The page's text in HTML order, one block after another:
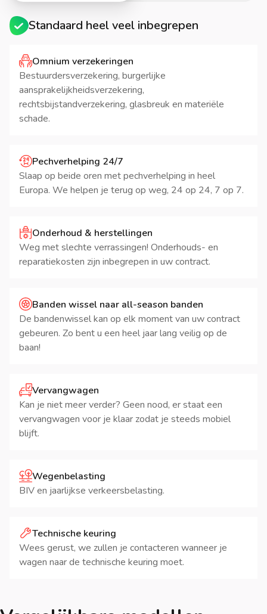
Standaard heel veel inbegrepen
Omnium verzekeringen
Bestuurdersverzekering, burgerlijke
aansprakelijkheidsverzekering,
rechtsbijstandverzekering, glasbreuk en materiële
schade.
Pechverhelping 24/7
Slaap op beide oren met pechverhelping in heel
Europa. We helpen je terug op weg, 24 op 24, 7 op 7.
Onderhoud & herstellingen
Weg met slechte verrassingen! Onderhouds- en
reparatiekosten zijn inbegrepen in uw contract.
Banden wissel naar all-season banden
De bandenwissel kan op elk moment van uw contract
gebeuren. Zo bent u een heel jaar lang veilig op de
baan!
Vervangwagen
Kan je niet meer verder? Geen nood, er staat een
vervangwagen voor je klaar zodat je steeds mobiel
blijft.
Wegenbelasting
BIV en jaarlijkse verkeersbelasting.
Technische keuring
Wees gerust, we zullen je contacteren wanneer je
wagen naar de technische keuring moet.